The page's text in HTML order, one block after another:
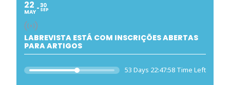
22
MAY
30
SEP
LABREVISTA ESTÁ COM INSCRIÇÕES ABERTAS
PARA ARTIGOS
53 Days 22:47:57 Time Left